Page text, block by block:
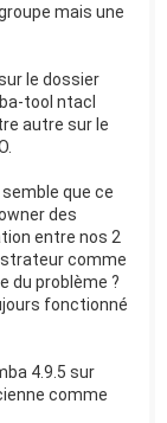
mais une
le dossier
tool ntacl
autre sur le
semble que ce
des
entre nos 2
comme
du problème ?
fonctionné
4.9.5 sur
comme